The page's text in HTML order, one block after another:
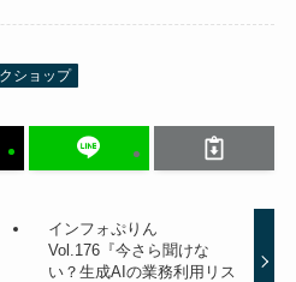
ショップ
インフォぷりん
Vol.176『今さら聞けな
い？生成AIの業務利用リス